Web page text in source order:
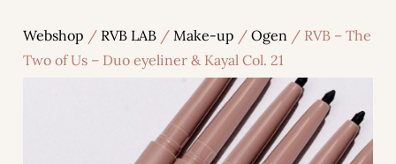
Webshop / RVB LAB / Make-up / Ogen / RVB – The
Two of Us – Duo eyeliner & Kayal Col. 21